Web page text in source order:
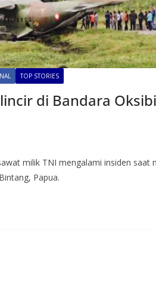
TOP STORIES
di Bandara
milik TNI mengalami insiden saat
Papua.